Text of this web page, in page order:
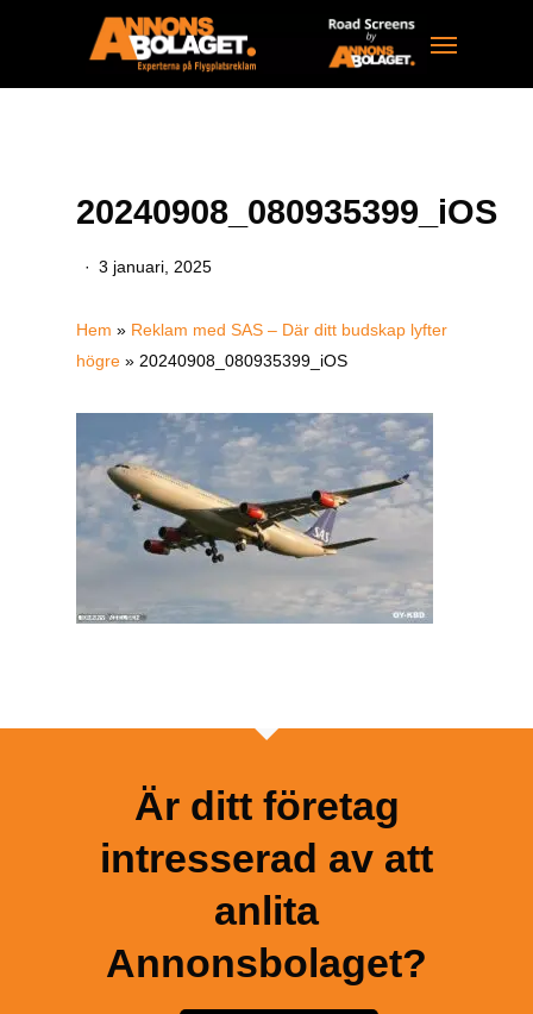
Menu
20240908_080935399_iOS
3 januari, 2025
Hem » Reklam med SAS – Där ditt budskap lyfter
högre » 20240908_080935399_iOS
Är ditt företag
intresserad av att
anlita
Annonsbolaget?